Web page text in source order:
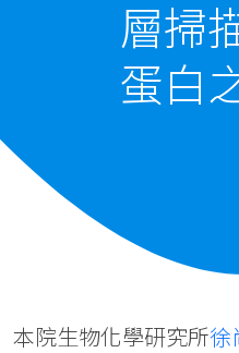
層掃
蛋白
本院生物化學研究所徐